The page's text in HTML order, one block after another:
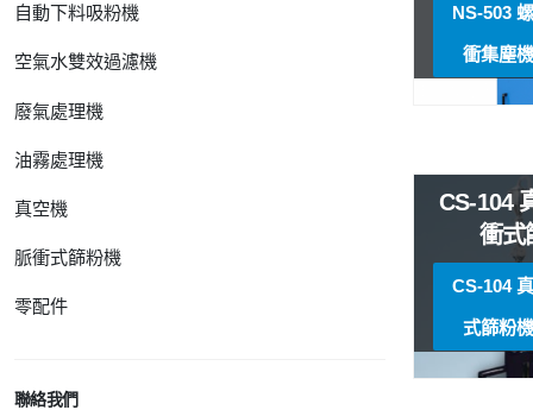
自動下料吸粉機
空氣水雙效過濾機
廢氣處理機
油霧處理機
真空機
脈衝式篩粉機
零配件
聯絡我們
NS-503
衝集塵
CS-104
衝式
CS-104
式篩粉